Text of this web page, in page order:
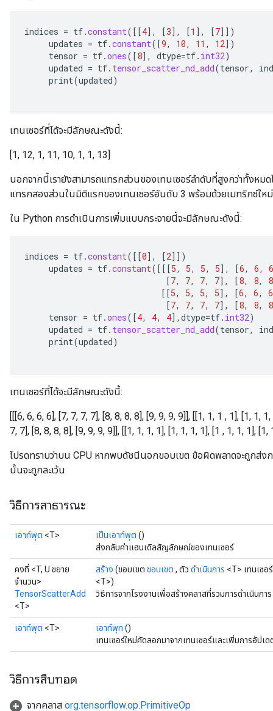
indices = tf.constant( [[4] , [3] , [1 ] , [7]] )
updates = tf.constant( [9, 10, 11 , 12] )
tensor = tf.ones( [8] , dtype=tf. int32)
updated = tf. tensor_scatter_nd_add(tensor,
print(updated)
เทนเซอร์ที่ได้จะมีลักษณะดังนี้:
[1, 12, 1, 11, 10, 1, 1, 13]
นอกจากนี้เรายังสามารถแทรกส่วนของเทนเซอร์ลำดับที่สูงกว่าทั้งหมด
แทรกสองส่วนในมิติแรกของเทนเซอร์อันดับ 3 พร้อมด้วยเมทริกซ์ให
ใน Python การดำเนินการเพิ่มแบบกระจายนี้จะมีลักษณะดังนี้:
indices = tf.constant( [[0] , [2]] )
updates = tf.constant( [[[5, 5, 5, 5] , [6, 6,
6
[7, 7, 7, 7] , [8, 8,
8
[[5, 5, 5, 5] , [6, 6,
6
[7, 7, 7, 7] , [8, 8,
8
tensor = tf.ones( [4, 4, 4] , dtype=tf. int32)
updated = tf. tensor_scatter_nd_add(tensor,
print(updated)
เทนเซอร์ที่ได้จะมีลักษณะดังนี้:
[[[6, 6, 6, 6], [7, 7, 7, 7], [8, 8, 8, 8], [9, 9, 9, 9]], [[1, 1, 1 , 1], [1, 1,
7, 7], [8, 8, 8, 8], [9, 9, 9, 9]], [[1, 1, 1, 1], [1, 1, 1, 1], [1 , 1, 1, 1], [1,
โปรดทราบว่าบน CPU หากพบดัชนีนอกขอบเขต ข้อผิดพลาดจะถูกส่
นั้นจะถูกละเว้น
วิธีการสาธารณะ
เอาท์พุต <T> เป็นเอาท์พุต ()
ส่งกลับค่าแฮนเดิลสัญลักษณ์ของเทนเซอร์
คงที่ <T, U ขยาย
จำนวน>
TensorScatterAdd
<T>
สร้าง (ขอบเขต ขอบเขต , ตัว ดำเนินการ <T> เทนเซอ
<T>)
วิธีการจากโรงงานเพื่อสร้างคลาสที่รวมการดำเนินก
เอาท์พุต <T> เอาท์พุท ()
เทนเซอร์ใหม่คัดลอกมาจากเทนเซอร์และเพิ่มการอัปเ
วิธีการสืบทอด
จากคลาส org.tensorflow.op.PrimitiveOp